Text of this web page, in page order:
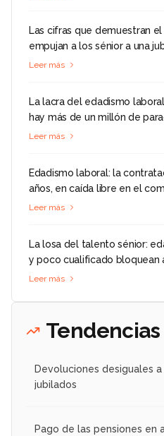
Las cifras que demuestran
empujan a los sénior a una
Leer más
La lacra del edadismo
hay más de un millón de
Leer más
Edadismo laboral: la
años, en caída libre en el
Leer más
La losa del talento sénior:
y poco cualificado bloquean
Leer más
Tendencias
Devoluciones desiguales
jubilados
Pago de las pensiones en